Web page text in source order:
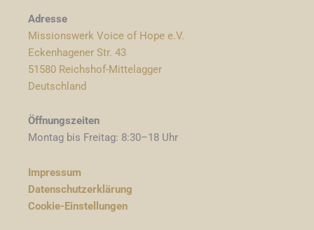
Adresse
Missionswerk Voice of Hope e.V.
Eckenhagener Str. 43
51580 Reichshof-Mittelagger
Deutschland
Öffnungszeiten
Montag bis Freitag: 8:30–18 Uhr
Impressum
Datenschutzerklärung
Cookie-Einstellungen